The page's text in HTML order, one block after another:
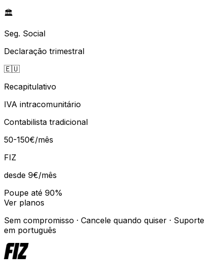
🏛️
Seg. Social
Declaração trimestral
🇪🇺
Recapitulativo
IVA intracomunitário
Contabilista tradicional
50-150€/mês
FIZ
desde 9€/mês
Poupe até 90%
Ver planos
Sem compromisso · Cancele quando quiser · Suporte
em português